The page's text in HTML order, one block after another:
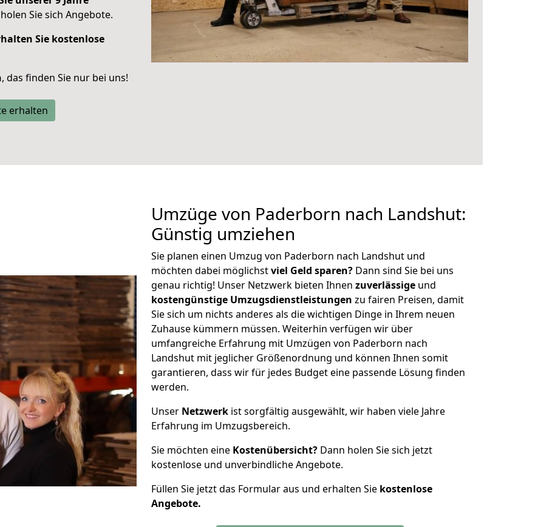
Sie sich Angebote.
Sie kostenlose
, das finden Sie nur bei uns!
erhalten
Umzüge von Paderborn nach Landshut:
Günstig umziehen
Sie planen einen Umzug von Paderborn nach Landshut und
möchten dabei möglichstviel Geld sparen? Dann sind Sie bei uns
genau richtig! Unser Netzwerk bieten Ihnen zuverlässige und
kostengünstige Umzugsdienstleistungen zu fairen Preisen, damit
Sie sich um nichts anderes als die wichtigen Dinge in Ihrem neuen
Zuhause kümmern müssen. Weiterhin verfügen wir über
umfangreiche Erfahrung mit Umzügen von Paderborn nach
Landshut mit jeglicher Größenordnung und können Ihnen somit
garantieren, dass wir für jedes Budget eine passende Lösung finden
werden.
Unser Netzwerk ist sorgfältig ausgewählt, wir haben viele Jahre
Erfahrung im Umzugsbereich.
Sie möchten eine Kostenübersicht? Dann holen Sie sich jetzt
kostenlose und unverbindliche Angebote.
Füllen Sie jetzt das Formular aus und erhalten Sie kostenlose
Angebote.